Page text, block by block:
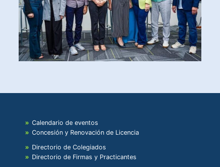
Calendario de eventos
Concesión y Renovación de Licencia
Directorio de Colegiados
Directorio de Firmas y Practicantes